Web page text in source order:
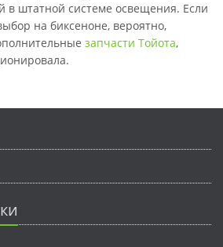
в штатной системе освещения. Если
на биксеноне, вероятно,
запчасти Тойота,